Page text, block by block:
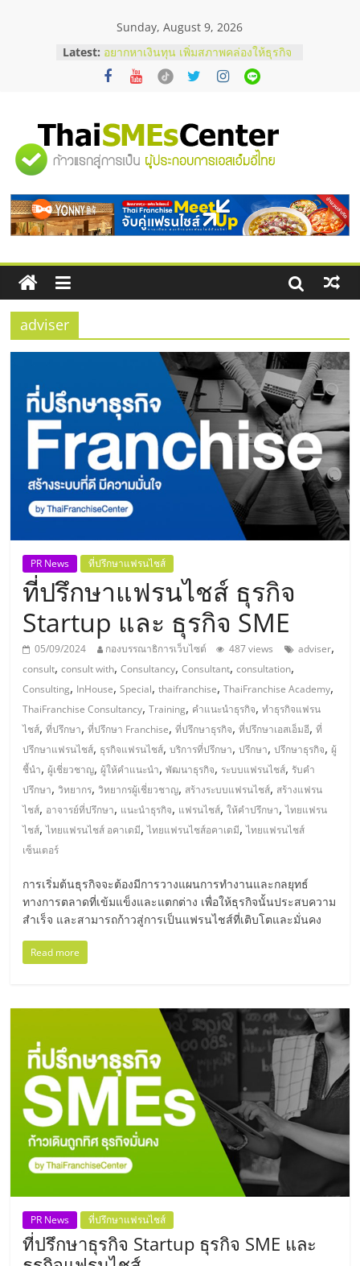
Sunday, August 9, 2026
Latest: บริษัท Cybersecurity ในไทยที่ไหนดี?
วิธีเลือกผู้ให้บริการให้คุ้มค่าและตอบ
โจทย์ธุรกิจ
สัมมนาออนไลน์ โอกาสบริหารสถานี
บริการน้ำมัน Shell
สัมมนาลงทุน แฟรนไชส์ยอนนี่
ไชส์ ครั้งที่ 8
ร้านเครื่องเสียงคุณภาพสูง พร้อม
โซลูชันระบบภาพและเสียง
"ศูนย์
รวม
ข้อมูล
ธุรกิจ
SME
แห่ง
ประเทศไทย,
ThaiSMEsCenter,
รวม
ธุรกิจ
เอ
ส
เอ็
มอี
ไทย,
SMEs,
แฟ
รน
ไชส์,
ที่
ปรึกษา
แฟ
รน
ไชส์,
รวม
adviser
PR News ที่ปรึกษาแฟรนไชส์
ที่ปรึกษาแฟรนไชส์ ธุรกิจ
Startup และ ธุรกิจ SME
05/09/2024 กองบรรณาธิการเว็บไซต์ 487 views adviser,
consult,consult with,Consultancy,Consultant,consultation,
Consulting, InHouse,Special,thaifranchise,ThaiFranchise Academy,
ThaiFranchise Consultancy,Training, คำแนะนำธุรกิจ,ทำธุรกิจแฟรน
ไชส์,ที่ปรึกษา,ที่ปรึกษา Franchise,ที่ปรึกษาธุรกิจ,ที่ปรึกษาเอสเอ็มอี,ที่
ปรึกษาแฟรนไชส์, ธุรกิจแฟรนไชส์,บริการที่ปรึกษา,ปรึกษา,ปรึกษาธุรกิจ,ผู้
ชี้นำ,ผู้เชี่ยวชาญ,ผู้ให้คำแนะนำ,พัฒนาธุรกิจ, ระบบแฟรนไชส์, รับคำ
ปรึกษา,วิทยากร,วิทยากรผู้เชี่ยวชาญ, สร้างระบบแฟรนไชส์, สร้างแฟรน
ไชส์, อาจารย์ที่ปรึกษา, แนะนำธุรกิจ, แฟรนไชส์,ให้คำปรึกษา,ไทยแฟรน
ไชส์,ไทยแฟรนไชส์ อคาเดมี,ไทยแฟรนไชส์อคาเดมี,ไทยแฟรนไชส์
เซ็นเตอร์
การเริ่มต้นธุรกิจจะต้องมีการวางแผนการทำงานและกลยุทธ์
ทางการตลาดที่เข้มแข็งและแตกต่าง เพื่อให้ธุรกิจนั้นประสบความ
สำเร็จ และสามารถก้าวสู่การเป็นแฟรนไชส์ที่เติบโตและมั่นคง
Read more
PR News ที่ปรึกษาแฟรนไชส์
ที่ปรึกษาธุรกิจ Startup ธุรกิจ SME และ